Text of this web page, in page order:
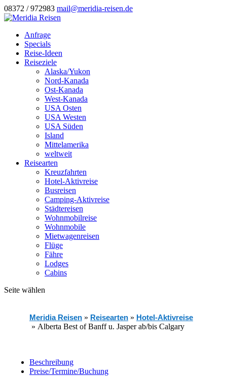
08372 / 972983 mail@meridia-reisen.de
Anfrage
Specials
Reise-Ideen
Reiseziele
Alaska/Yukon
Nord-Kanada
Ost-Kanada
West-Kanada
USA Osten
USA Westen
USA Süden
Island
Mittelamerika
weltweit
Reisearten
Kreuzfahrten
Hotel-Aktivreise
Busreisen
Camping-Aktivreise
Städtereisen
Wohnmobilreise
Wohnmobile
Mietwagenreisen
Flüge
Fähre
Lodges
Cabins
Seite wählen
Meridia Reisen » Reisearten » Hotel-Aktivreise
» Alberta Best of Banff u. Jasper ab/bis Calgary
Beschreibung
Preise/Termine/Buchung